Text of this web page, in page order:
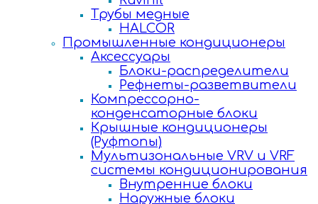
Трубы медные
HALCOR
Промышленные кондиционеры
Аксессуары
Блоки-распределители
Рефнеты-разветвители
Компрессорно-
конденсаторные блоки
Крышные кондиционеры
(Руфтопы)
Мультизональные VRV и VRF
системы кондиционирования
Внутренние блоки
Наружные блоки